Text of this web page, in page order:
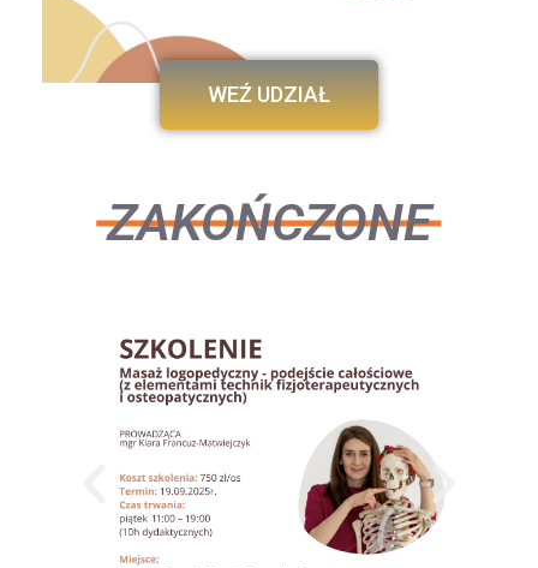
WEŹ UDZIAŁ
ZAKOŃCZONE